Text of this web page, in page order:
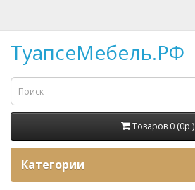
ТуапсеМебель.РФ
Товаров 0 (0p.)
Категории